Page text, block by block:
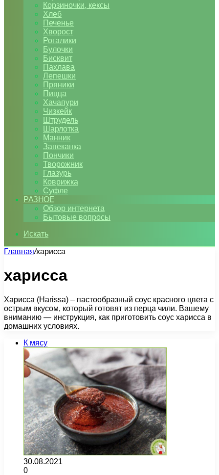
Корзиночки, кексы
Хлеб
Печенье
Хворост
Рогалики
Булочки
Бисквит
Пахлава
Лепешки
Пряники
Пицца
Хачапури
Чизкейк
Штрудель
Шарлотка
Манник
Запеканка
Пончики
Творожник
Глазурь
Коврижка
Суфле
РАЗНОЕ
Обзор интернета
Бытовые вопросы
Искать
Главная/харисса
харисса
Харисса (Harissa) – пастообразный соус красного цвета с
острым вкусом, который готовят из перца чили. Вашему
вниманию — инструкция, как приготовить соус харисса в
домашних условиях.
К мясу
30.08.2021
0